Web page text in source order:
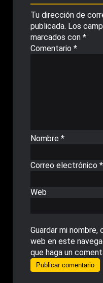
Tu dirección de
publicada. Los
marcados con *
Comentario *
Nombre *
Correo electrónico *
Web
Guardar mi
web en este
que haga un